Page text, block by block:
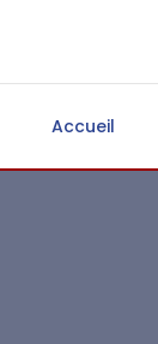
Accueil